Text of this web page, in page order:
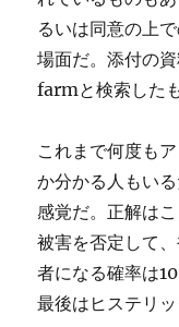
るいは同意の上
場面だ。添付の
farmと検索したも
これまで何度も
か分かる人もい
感覚だ。正解は
被害を否定して
者になる確率は
最後はヒステリ